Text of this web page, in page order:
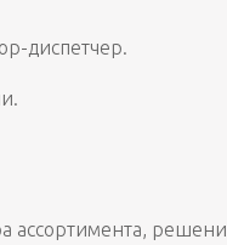
диспетчер.
ассортимента,